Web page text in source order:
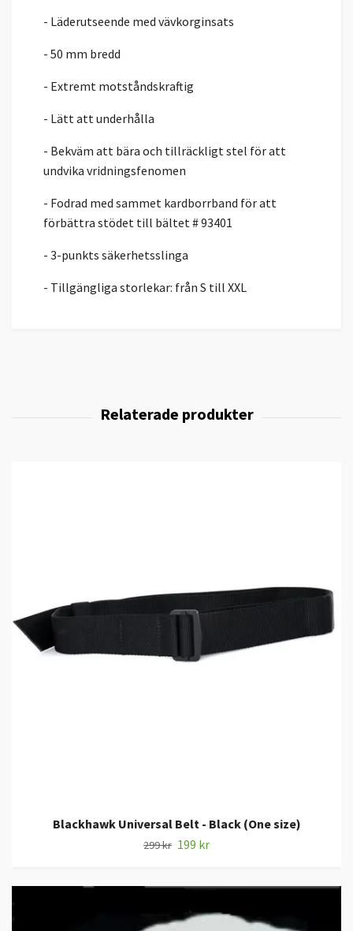
- Läderutseende med vävkorginsats
- 50 mm bredd
- Extremt motståndskraftig
- Lätt att underhålla
- Bekväm att bära och tillräckligt stel för att
undvika vridningsfenomen
- Fodrad med sammet kardborrband för att
förbättra stödet till bältet # 93401
- 3-punkts säkerhetsslinga
- Tillgängliga storlekar: från S till XXL
Blackhawk Universal Belt - Black (One size)
299 kr 199 kr